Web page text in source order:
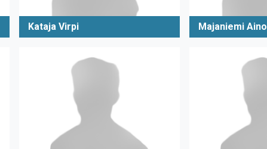
Kataja Virpi Majaniemi Aino